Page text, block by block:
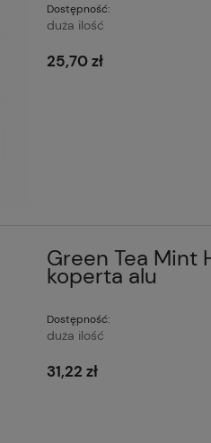
Dostępność:
duża ilość
25,70 zł
Green Tea Mint
koperta alu
Dostępność:
duża ilość
31,22 zł